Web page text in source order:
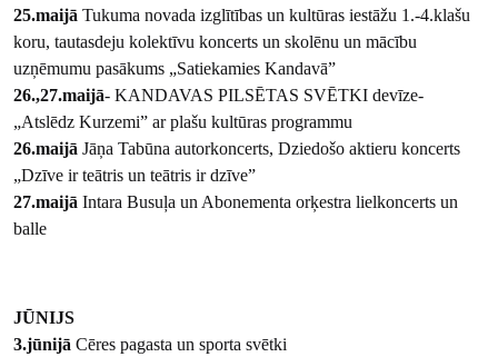
25.maijā Tukuma novada izglītības un kultūras iestāžu 1.-4.klašu
koru, tautasdeju kolektīvu koncerts un skolēnu un mācību
uzņēmumu pasākums „Satiekamies Kandavā”
26.,27.maijā- KANDAVAS PILSĒTAS SVĒTKI devīze-
„Atslēdz Kurzemi” ar plašu kultūras programmu
26.maijā Jāņa Tabūna autorkoncerts, Dziedošo aktieru koncerts
„Dzīve ir teātris un teātris ir dzīve”
27.maijā Intara Busuļa un Abonementa orķestra lielkoncerts un
balle
JŪNIJS
3.jūnijāCēres pagasta un sporta svētki